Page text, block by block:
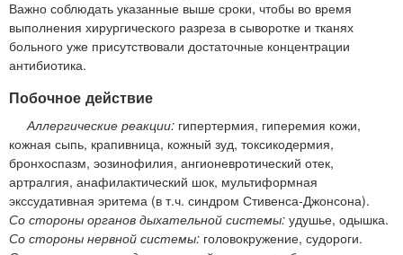
Важно соблюдать указанные выше сроки, чтобы во время
выполнения хирургического разреза в сыворотке и тканях
больного уже присутствовали достаточные концентрации
антибиотика.
Побочное действие
Аллергические реакции: гипертермия, гиперемия кожи,
кожная сыпь, крапивница, кожный зуд, токсикодермия,
бронхоспазм, эозинофилия, ангионевротический отек,
артралгия, анафилактический шок, мультиформная
экссудативная эритема (в т.ч. синдром Стивенса-Джонсона).
Со стороны органов дыхательной системы: удушье, одышка.
Со стороны нервной системы: головокружение, судороги.